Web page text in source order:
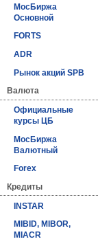
МосБиржа
Основной
FORTS
ADR
Рынок акций SPB
Валюта
Официальные
курсы ЦБ
МосБиржа
Валютный
Forex
Кредиты
INSTAR
MIBID, MIBOR,
MIACR